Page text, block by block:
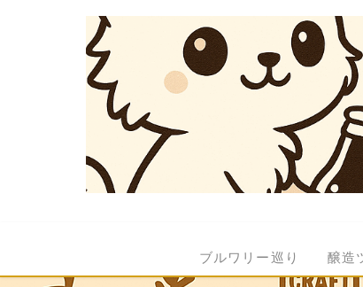
ブルワリー巡り 醸造